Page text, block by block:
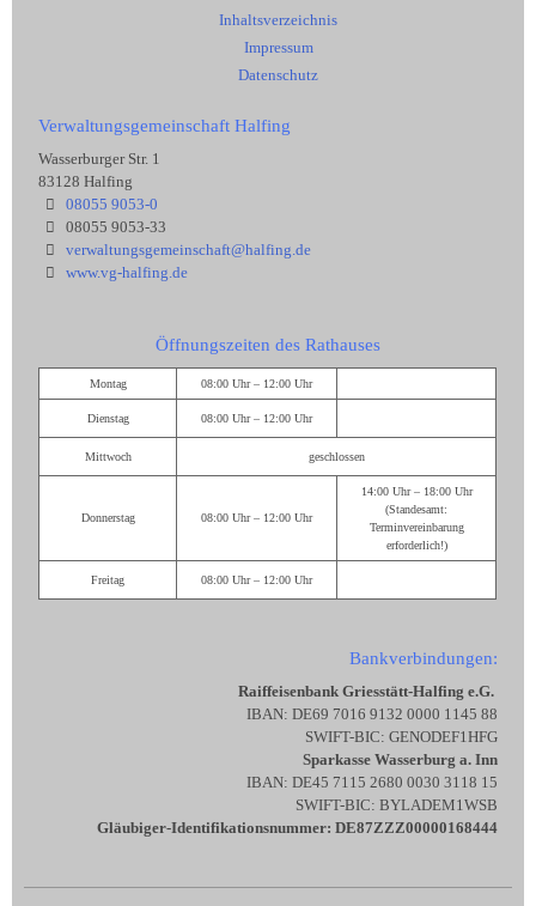
Inhaltsverzeichnis
Impressum
Datenschutz
Verwaltungsgemeinschaft Halfing
Wasserburger Str. 1
83128 Halfing
08055 9053-0
08055 9053-33
verwaltungsgemeinschaft@halfing.de
www.vg-halfing.de
Öffnungszeiten des Rathauses
Montag 08:00 Uhr – 12:00 Uhr
Dienstag 08:00 Uhr – 12:00 Uhr
Mittwoch geschlossen
Donnerstag 08:00 Uhr – 12:00 Uhr
14:00 Uhr – 18:00 Uhr
(Standesamt:
Terminvereinbarung
erforderlich!)
Freitag 08:00 Uhr – 12:00 Uhr
Bankverbindungen:
Raiffeisenbank Griesstätt-Halfing e.G.
IBAN: DE69 7016 9132 0000 1145 88
SWIFT-BIC: GENODEF1HFG
Sparkasse Wasserburg a. Inn
IBAN: DE45 7115 2680 0030 3118 15
SWIFT-BIC: BYLADEM1WSB
Gläubiger-Identifikationsnummer: DE87ZZZ00000168444